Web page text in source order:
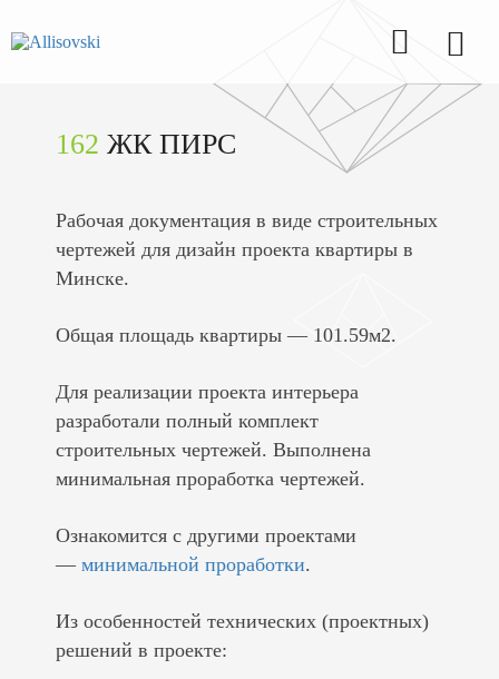
162 ЖК ПИРС
Рабочая документация в виде строительных
чертежей для дизайн проекта квартиры в
Минске.
Общая площадь квартиры — 101.59м2.
Для реализации проекта интерьера
разработали полный комплект
строительных чертежей. Выполнена
минимальная проработка чертежей.
Ознакомится с другими проектами
— минимальной проработки.
Из особенностей технических (проектных)
решений в проекте: